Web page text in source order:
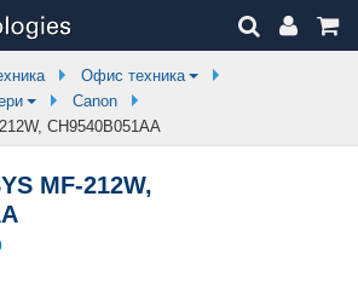
Офис техника
Canon
CH9540B051AA
MF-212W,